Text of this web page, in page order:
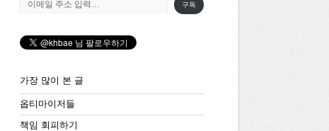
구독
가장 많이 본 글
옵티마이저들
책임 회피하기